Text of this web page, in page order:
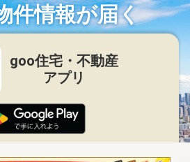
件情報が届く
goo住宅・不動産
アプリ